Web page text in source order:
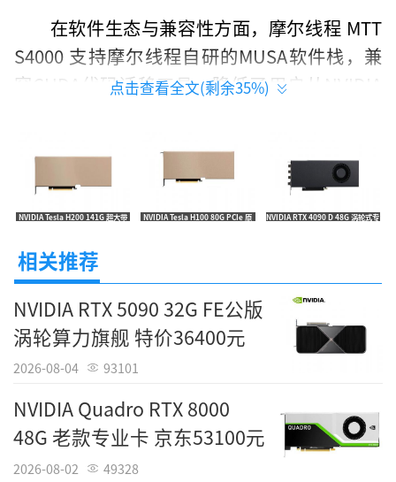
在软件生态与兼容性方面，摩尔线程 MTT
S4000 支持摩尔线程自研的MUSA软件栈，兼
容CUDA代码迁移工具，降低了用户从NVIDIA
各类专业CAD/CAM软件与3D渲染工具，满足工
业设计、建筑设计及影视特效制作的需求，提
供稳定可靠的图形输出。
能效与扩展性上，摩尔线程 MTT S4000 采
用被动散热或涡轮散热设计，适合部署在机架
式服务器或多卡并行的工作站环境中，热量直
接排出机箱，不依赖机箱整体风道。支持PCIe
4.0 x16高速接口，提供充足的带宽以避免数据
传输瓶颈。结合86389元的到手价格，这款显卡
是目前国产算力卡中的旗舰级产品，是构建自
主可控AI基础设施与高性能计算平台的核心选
点击查看全文(剩余35%)
NVIDIA Tesla H200 141G 超大带
NVIDIA Tesla H100 80G PCIe 原
NVIDIA RTX 4090 D 48G 涡轮式专
相关推荐
NVIDIA RTX 5090 32G FE公版
涡轮算力旗舰 特价36400元
2026-08-04 93101
NVIDIA Quadro RTX 8000
48G 老款专业卡 京东53100元
2026-08-02 49328